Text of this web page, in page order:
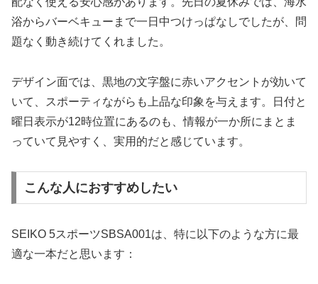
浴からバーベキューまで一日中つけっぱなしでしたが、問
題なく動き続けてくれました。
デザイン面では、黒地の文字盤に赤いアクセントが効いて
いて、スポーティながらも上品な印象を与えます。日付と
曜日表示が12時位置にあるのも、情報が一か所にまとま
っていて見やすく、実用的だと感じています。
こんな人におすすめしたい
SEIKO 5スポーツSBSA001は、特に以下のような方に最
適な一本だと思います：